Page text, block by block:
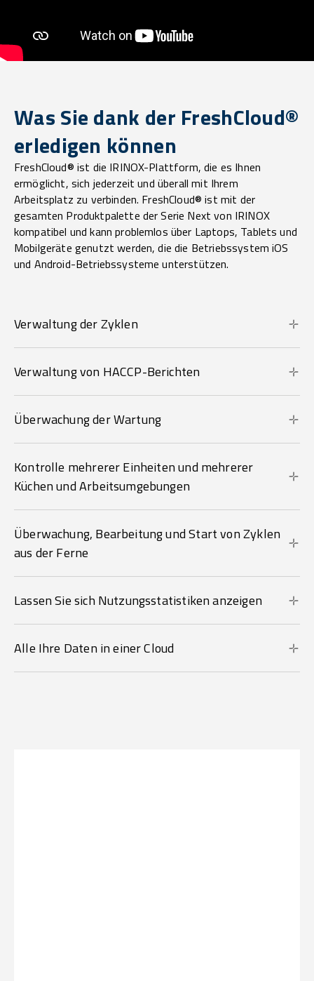
Was Sie dank der FreshCloud®
erledigen können
FreshCloud® ist die IRINOX-Plattform, die es Ihnen
ermöglicht, sich jederzeit und überall mit Ihrem
Arbeitsplatz zu verbinden. FreshCloud® ist mit der
gesamten Produktpalette der Serie Next von IRINOX
kompatibel und kann problemlos über Laptops, Tablets und
Mobilgeräte genutzt werden, die die Betriebssystem iOS
und Android-Betriebssysteme unterstützen.
Verwaltung der Zyklen
Verwaltung von HACCP-Berichten
Überwachung der Wartung
Kontrolle mehrerer Einheiten und mehrerer
Küchen und Arbeitsumgebungen
Überwachung, Bearbeitung und Start von Zyklen
aus der Ferne
Lassen Sie sich Nutzungsstatistiken anzeigen
Alle Ihre Daten in einer Cloud